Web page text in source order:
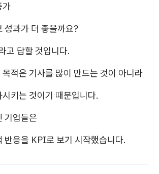
가
성과가 더 좋을까요?
고 답할 것입니다.
적은 기사를 많이 만드는 것이 아니라
키는 것이기 때문입니다.
기업들은
반응을 KPI로 보기 시작했습니다.